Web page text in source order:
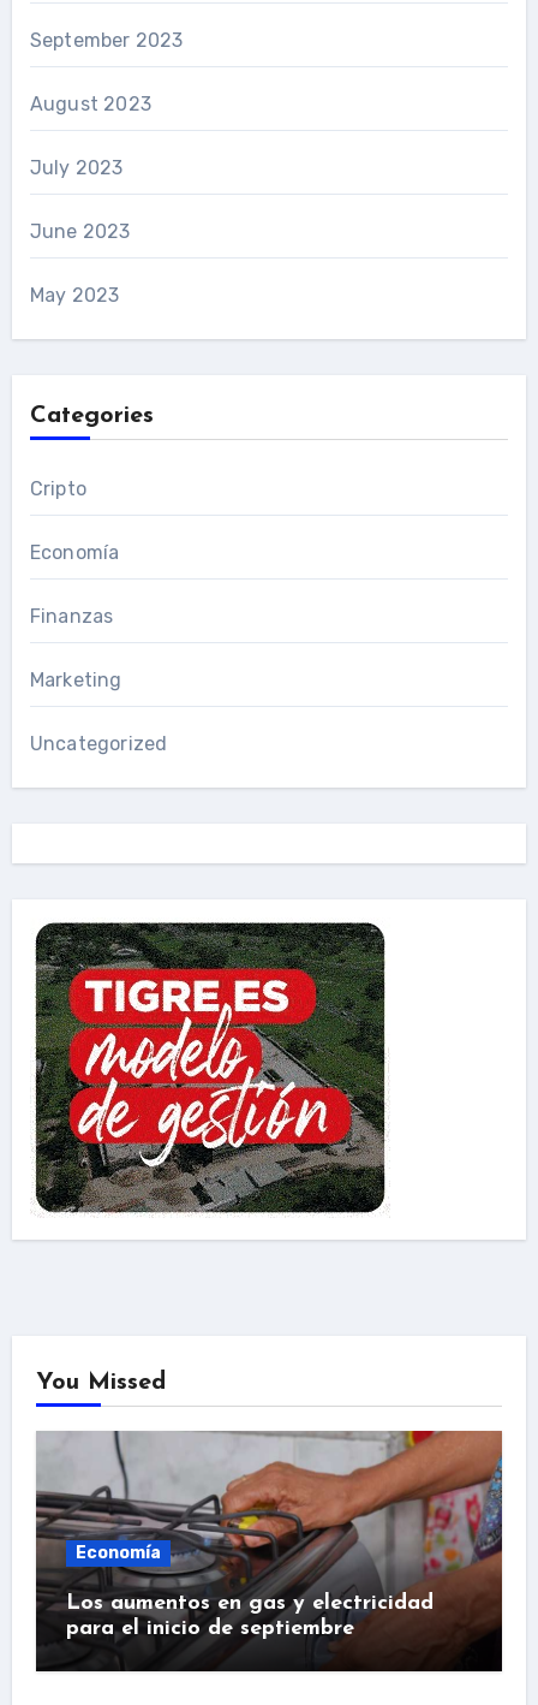
September 2023
August 2023
July 2023
June 2023
May 2023
Categories
Cripto
Economía
Finanzas
Marketing
Uncategorized
You Missed
Economía
Los aumentos en gas y electricidad
para el inicio de septiembre